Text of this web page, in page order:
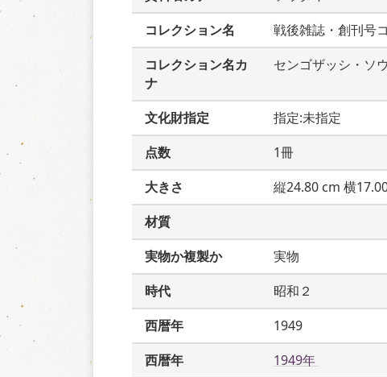
コレクション名
戦後雑誌・創刊号
コレクション名カ
ナ
センゴザッシ・ソ
文化財指定
指定:未指定
点数
1冊
大きさ
縦24.80 cm 横
材質
実物か複製か
実物
時代
昭和２
西暦年
1949
西暦年
1949年